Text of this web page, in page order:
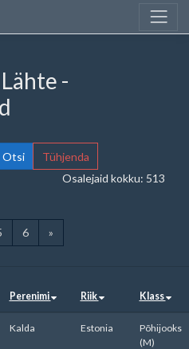
-
Otsi
Tühjenda
Osalejaid kokku: 513
6 »
Perenimi Riik Klass
Kalda Estonia
Põhijooks
(M)